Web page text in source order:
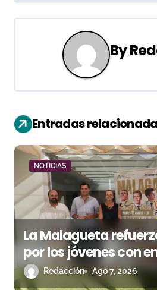
g
i
ó
n
d
e
e
n
t
r
By
Entradas
NOTICIAS
La Malagueta
por los jóvenes con
un euro
Redacción Ago 7, 2026